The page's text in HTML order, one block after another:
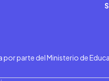
parte del Ministerio de